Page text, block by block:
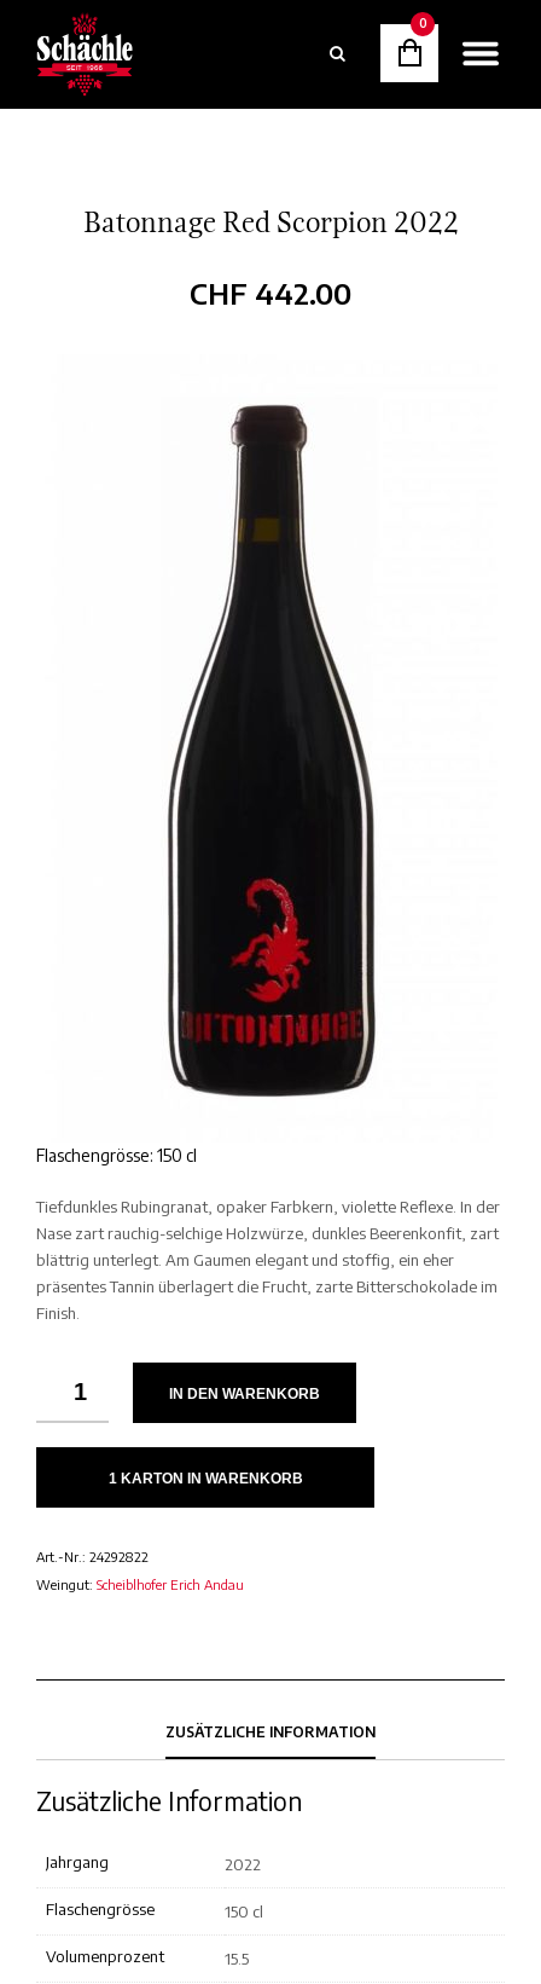
0
Batonnage Red Scorpion 2022
CHF 442.00
Flaschengrösse: 150 cl
Tiefdunkles Rubingranat, opaker Farbkern, violette Reflexe. In der
Nase zart rauchig-selchige Holzwürze, dunkles Beerenkonfit, zart
blättrig unterlegt. Am Gaumen elegant und stoffig, ein eher
präsentes Tannin überlagert die Frucht, zarte Bitterschokolade im
Finish.
IN DEN WARENKORB
1 KARTON IN WARENKORB
Art.-Nr.: 24292822
Weingut: Scheiblhofer Erich Andau
ZUSÄTZLICHE INFORMATION
Zusätzliche Information
Jahrgang 2022
Flaschengrösse 150 cl
Volumenprozent 15.5